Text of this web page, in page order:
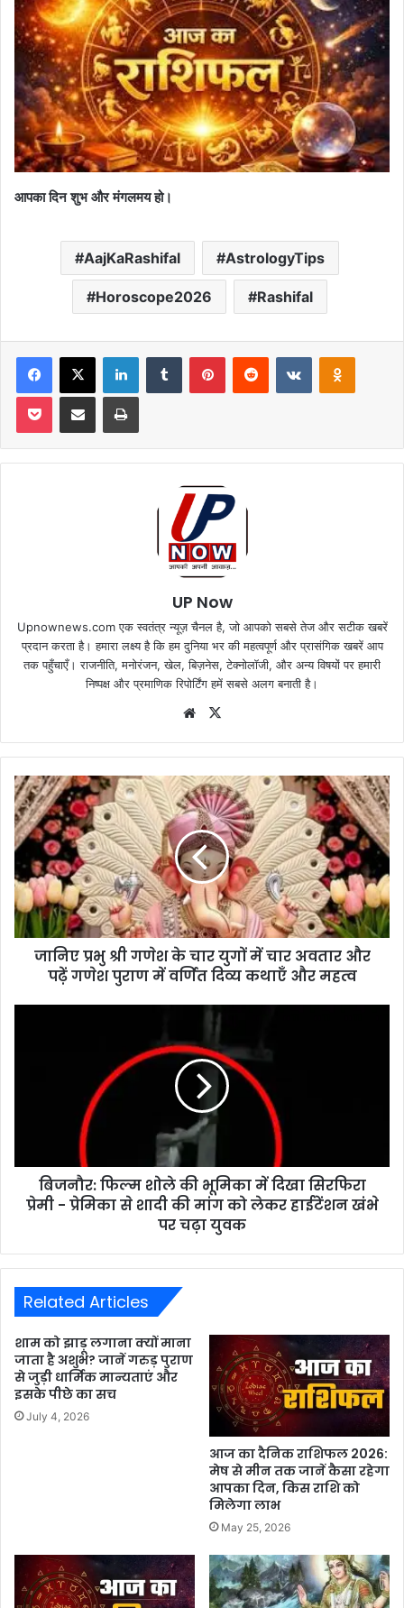
आपका दिन शुभ और मंगलमय हो।
AajKaRashifal AstrologyTips
Horoscope2026 Rashifal
Facebook
X LinkedInTumblr PinterestReddit VKontakte
Pocket Share via Email Print
UP Now
Upnownews.com एक स्वतंत्र न्यूज़ चैनल है, जो आपको सबसे तेज और सटीक खबरें
प्रदान करता है। हमारा लक्ष्य है कि हम दुनिया भर की महत्वपूर्ण और प्रासंगिक खबरें आप
तक पहुँचाएँ। राजनीति, मनोरंजन, खेल, बिज़नेस, टेक्नोलॉजी, और अन्य विषयों पर हमारी
निष्पक्ष और प्रमाणिक रिपोर्टिंग हमें सबसे अलग बनाती है।
Website
जानिए प्रभु श्री गणेश के चार युगों में चार अवतार और
पढ़ें गणेश पुराण में वर्णित दिव्य कथाएँ और महत्व
बिजनौर: फिल्म शोले की भूमिका में दिखा सिरफिरा
प्रेमी - प्रेमिका से शादी की मांग को लेकर हाईटेंशन खंभे
पर चढ़ा युवक
Related Articles
शाम को झाड़ू लगाना क्यों माना
जाता है अशुभ? जानें गरुड़ पुराण
से जुड़ी धार्मिक मान्यताएं और
इसके पीछे का सच
July 4, 2026
आज का दैनिक राशिफल 2026:
मेष से मीन तक जानें कैसा रहेगा
आपका दिन, किस राशि को
मिलेगा लाभ
May 25, 2026